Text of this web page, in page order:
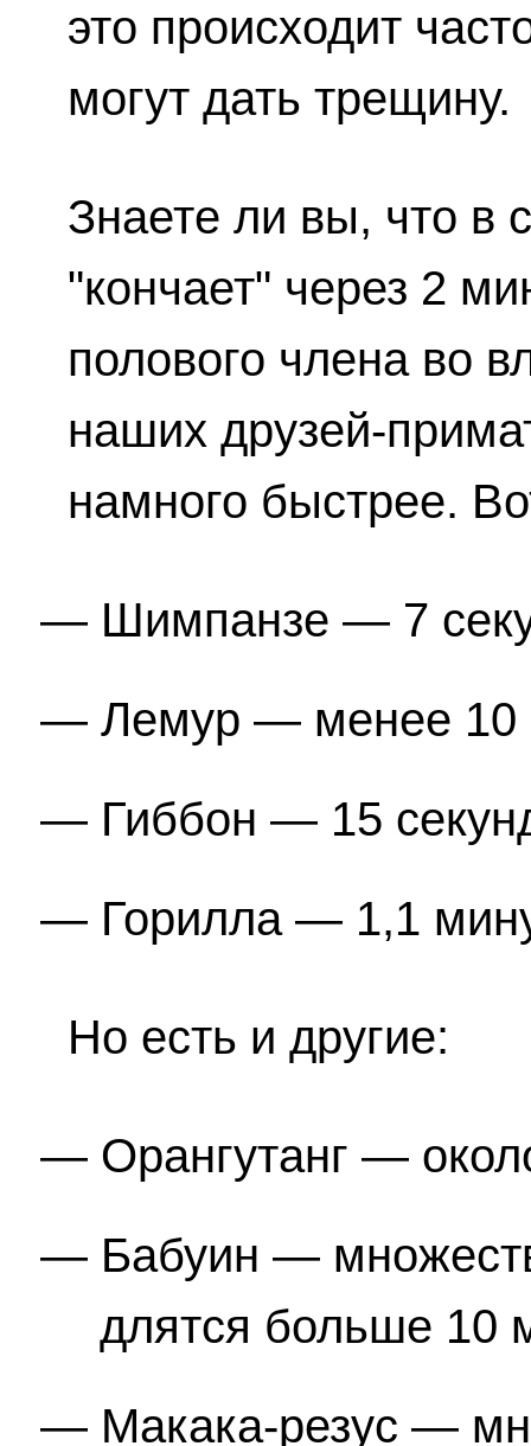
это происходит
могут дать трещину.
Знаете ли вы, что в
"кончает" через 2
полового члена во
наших друзей-
намного быстрее.
Шимпанзе — 7
Лемур — менее 10
Гиббон — 15
Горилла — 1,1
Но есть и другие:
Орангутанг —
Бабуин —
длятся больше 10
Макака-резус —